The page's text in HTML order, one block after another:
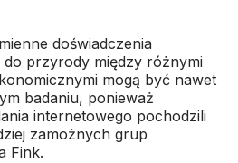
doświadczenia
do przyrody między różnymi
mogą być nawet
badaniu, ponieważ
internetowego pochodzili
zamożnych grup
Fink.